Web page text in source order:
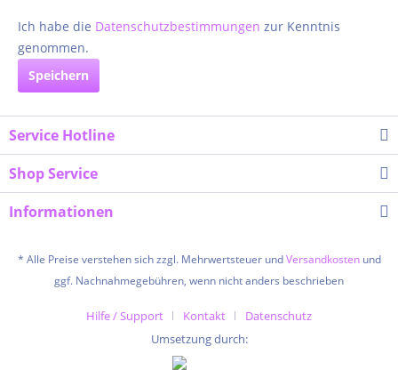
Ich habe die Datenschutzbestimmungen zur Kenntnis
genommen.
Speichern
Service Hotline
Shop Service
Informationen
* Alle Preise verstehen sich zzgl. Mehrwertsteuer undVersandkostenund
ggf. Nachnahmegebühren, wenn nicht anders beschrieben
Hilfe / Support Kontakt
Datenschutz
Umsetzung durch: